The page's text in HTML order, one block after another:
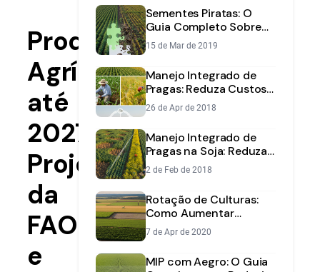
2020
leitura
Produção
Agrícola
até
2027:
Projeções
da
FAO
e
Sementes Piratas: O
Guia Completo Sobre
Riscos e Como Evitar
Prejuízos
15 de Mar de 2019
Manejo Integrado de
Pragas: Reduza Custos
e Proteja sua Lavoura
26 de Apr de 2018
Manejo Integrado de
Pragas na Soja: Reduza
Custos e Aumente
Produtividade
2 de Feb de 2018
Rotação de Culturas:
Como Aumentar
Produtividade e Saúde
do Solo
7 de Apr de 2020
MIP com Aegro: O Guia